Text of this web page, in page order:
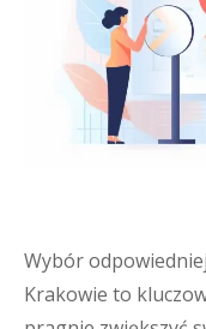
Wybór
Krakowie to